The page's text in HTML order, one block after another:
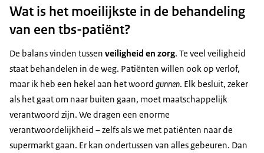
Wat is het moeilijkste in de behandeling
van een tbs-patiënt?
De balans vinden tussen veiligheid en zorg. Te veel veiligheid
staat behandelen in de weg. Patiënten willen ook op verlof,
maar ik heb een hekel aan het woord gunnen. Elk besluit, zeker
als het gaat om naar buiten gaan, moet maatschappelijk
verantwoord zijn. We dragen een enorme
verantwoordelijkheid – zelfs als we met patiënten naar de
supermarkt gaan. Er kan ondertussen van alles gebeuren. Dan